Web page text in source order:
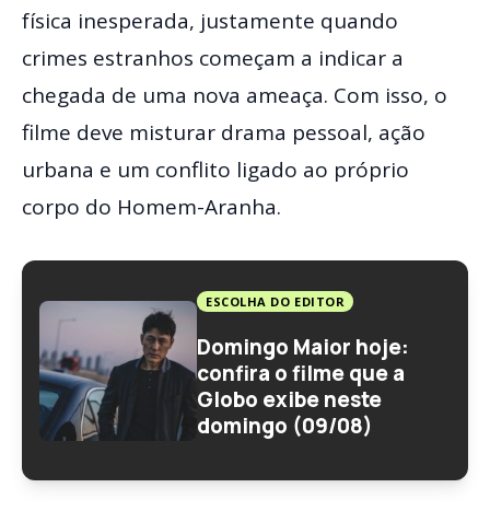
física inesperada, justamente quando
crimes estranhos começam a indicar a
chegada de uma nova ameaça. Com isso, o
filme deve misturar drama pessoal, ação
urbana e um conflito ligado ao próprio
corpo do Homem-Aranha.
ESCOLHA DO EDITOR
Domingo Maior hoje:
confira o filme que a
Globo exibe neste
domingo (09/08)